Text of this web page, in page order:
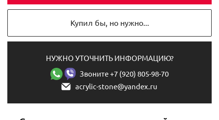
Купил бы, но нужно...
НУЖНО УТОЧНИТЬ ИНФОРМАЦИЮ?
Звоните +7 (920) 805-98-70
acrylic-stone@yandex.ru